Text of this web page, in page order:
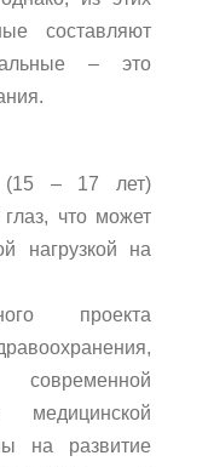
составляют
– это
(15 – 17 лет)
глаз, что может
нагрузкой на
проекта
медицинской
на развитие